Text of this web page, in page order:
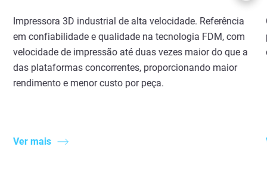
Impressora 3D industrial de alta velocidade. Referência
em confiabilidade e qualidade na tecnologia FDM, com
velocidade de impressão até duas vezes maior do que a
das plataformas concorrentes, proporcionando maior
rendimento e menor custo por peça.
Ver mais